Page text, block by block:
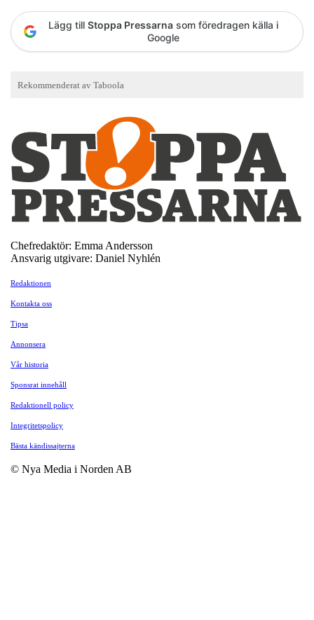
Lägg till Stoppa Pressarna som föredragen källa i
Google
Chefredaktör: Emma Andersson
Ansvarig utgivare: Daniel Nyhlén
Redaktionen
Kontakta oss
Tipsa
Annonsera
Vår historia
Sponsrat innehåll
Redaktionell policy
Integritetspolicy
Bästa kändissajterna
© Nya Media i Norden AB